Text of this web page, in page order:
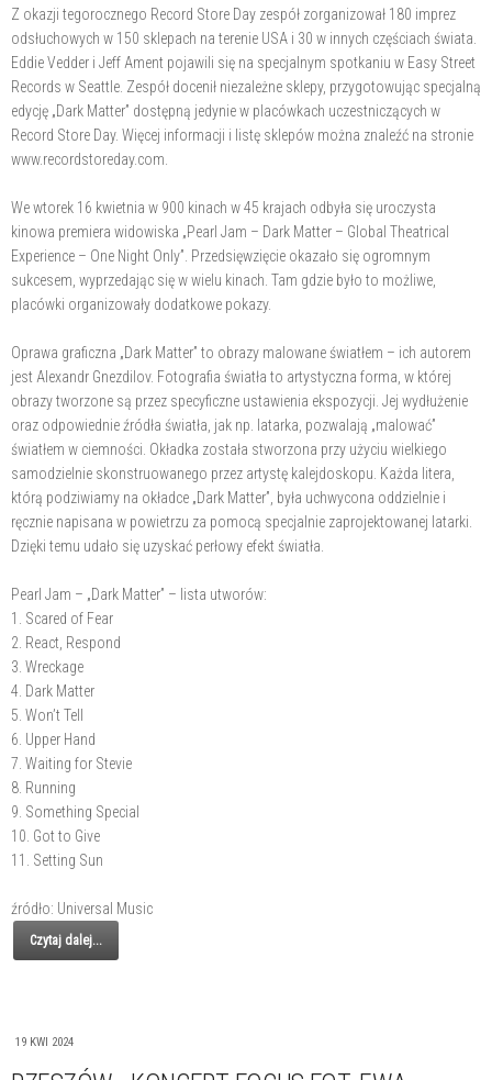
Z okazji tegorocznego Record Store Day zespół zorganizował 180 imprez
odsłuchowych w 150 sklepach na terenie USA i 30 w innych częściach świata.
Eddie Vedder i Jeff Ament pojawili się na specjalnym spotkaniu w Easy Street
Records w Seattle. Zespół docenił niezależne sklepy, przygotowując specjalną
edycję „Dark Matter” dostępną jedynie w placówkach uczestniczących w
Record Store Day. Więcej informacji i listę sklepów można znaleźć na stronie
www.recordstoreday.com.
We wtorek 16 kwietnia w 900 kinach w 45 krajach odbyła się uroczysta
kinowa premiera widowiska „Pearl Jam – Dark Matter – Global Theatrical
Experience – One Night Only”. Przedsięwzięcie okazało się ogromnym
sukcesem, wyprzedając się w wielu kinach. Tam gdzie było to możliwe,
placówki organizowały dodatkowe pokazy.
Oprawa graficzna „Dark Matter” to obrazy malowane światłem – ich autorem
jest Alexandr Gnezdilov. Fotografia światła to artystyczna forma, w której
obrazy tworzone są przez specyficzne ustawienia ekspozycji. Jej wydłużenie
oraz odpowiednie źródła światła, jak np. latarka, pozwalają „malować”
światłem w ciemności. Okładka została stworzona przy użyciu wielkiego
samodzielnie skonstruowanego przez artystę kalejdoskopu. Każda litera,
którą podziwiamy na okładce „Dark Matter”, była uchwycona oddzielnie i
ręcznie napisana w powietrzu za pomocą specjalnie zaprojektowanej latarki.
Dzięki temu udało się uzyskać perłowy efekt światła.
Pearl Jam – „Dark Matter” – lista utworów:
1. Scared of Fear
2. React, Respond
3. Wreckage
4. Dark Matter
5. Won’t Tell
6. Upper Hand
7. Waiting for Stevie
8. Running
9. Something Special
10. Got to Give
11. Setting Sun
źródło: Universal Music
Czytaj dalej...
19 KWI 2024